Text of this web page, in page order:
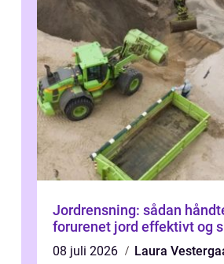
Jordrensning: sådan
forurenet jord effektivt og
08 juli 2026
Laura